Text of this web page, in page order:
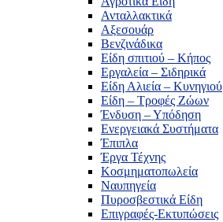
Ανταλλακτικά
Αξεσουάρ
Βενζινάδικα
Είδη σπιτιού – Κήπος
Εργαλεία – Σιδηρικά
Είδη Αλιεία – Κυνηγιού
Είδη – Τροφές Ζώων
Ένδυση – Υπόδηση
Ενεργειακά Συστήματα
Έπιπλα
Έργα Τέχνης
Κοσμηματοπωλεία
Ναυπηγεία
Πυροσβεστικά Είδη
Επιγραφές-Εκτυπώσεις